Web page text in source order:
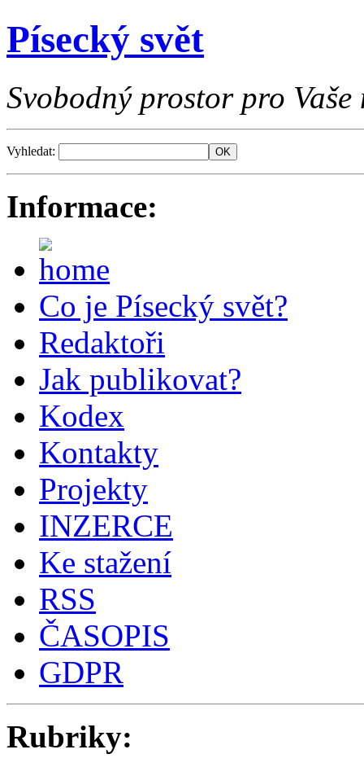
Písecký svět
Svobodný prostor pro Vaše
Vyhledat:
Informace:
Co je Písecký svět?
Redaktoři
Jak publikovat?
Kodex
Kontakty
Projekty
INZERCE
Ke stažení
RSS
ČASOPIS
GDPR
Rubriky: